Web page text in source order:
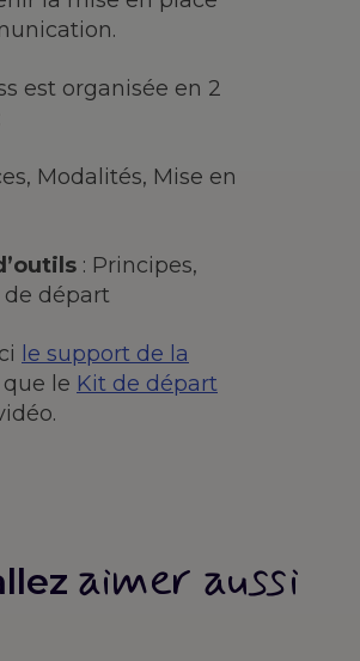
est organisée en 2
Modalités, Mise en
: Principes,
de départ
le support de la
le Kit de départ
aimer aussi